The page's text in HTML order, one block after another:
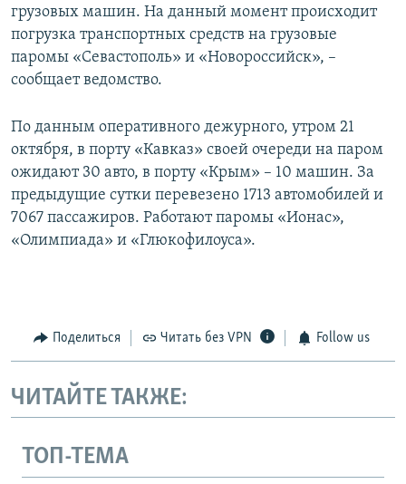
грузовых машин. На данный момент происходит
погрузка транспортных средств на грузовые
паромы «Севастополь» и «Новороссийск», –
сообщает ведомство.
По данным оперативного дежурного, утром 21
октября, в порту «Кавказ» своей очереди на паром
ожидают 30 авто, в порту «Крым» – 10 машин. За
предыдущие сутки перевезено 1713 автомобилей и
7067 пассажиров. Работают паромы «Ионас»,
«Олимпиада» и «Глюкофилоуса».
Поделиться Читать без VPN Follow us
ЧИТАЙТЕ ТАКЖЕ:
ТОП-ТЕМА